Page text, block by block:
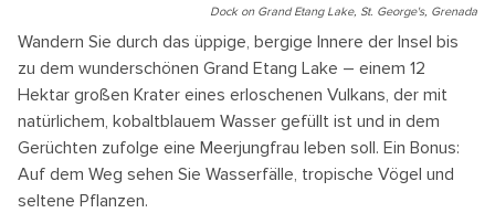
Dock on Grand Etang Lake, St. George's, Grenada
Wandern Sie durch das üppige, bergige Innere der Insel bis
zu dem wunderschönen Grand Etang Lake – einem 12
Hektar großen Krater eines erloschenen Vulkans, der mit
natürlichem, kobaltblauem Wasser gefüllt ist und in dem
Gerüchten zufolge eine Meerjungfrau leben soll. Ein Bonus:
Auf dem Weg sehen Sie Wasserfälle, tropische Vögel und
seltene Pflanzen.